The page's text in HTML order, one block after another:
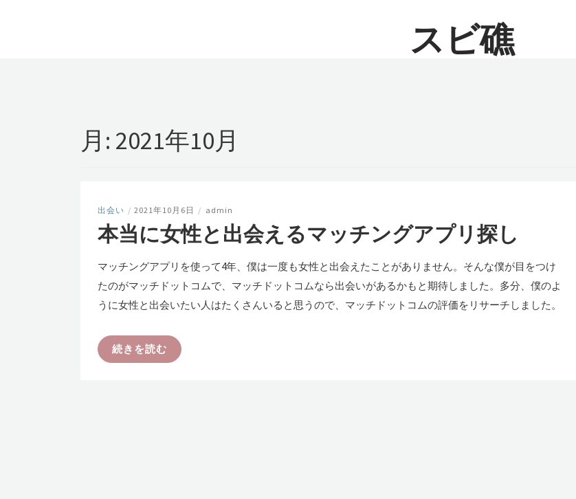
スビ礁
月: 2021年10月
出会い / 2021年10月6日 / admin
本当に女性と出会えるマッチングアプリ探し
マッチングアプリを使って4年、僕は一度も女性と出会えたことがありません。そんな僕が目をつけ
たのがマッチドットコムで、マッチドットコムなら出会いがあるかもと期待しました。多分、僕のよ
うに女性と出会いたい人はたくさんいると思うので、マッチドットコムの評価をリサーチしました。
続きを読む